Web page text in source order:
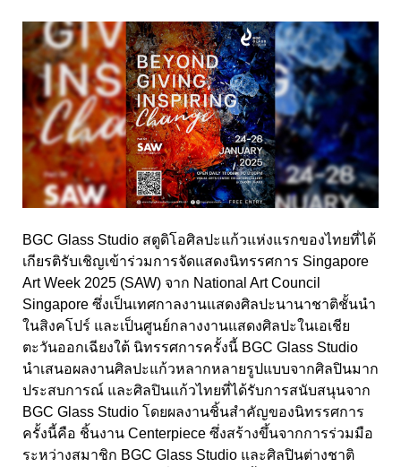
BGC Glass Studio สตูดิโอศิลปะแก้วแห่งแรกของไทยที่ได้
เกียรติรับเชิญเข้าร่วมการจัดแสดงนิทรรศการ Singapore
Art Week 2025 (SAW) จาก National Art Council
Singapore ซึ่งเป็นเทศกาลงานแสดงศิลปะนานาชาติชั้นนำ
ในสิงคโปร์ และเป็นศูนย์กลางงานแสดงศิลปะในเอเชีย
ตะวันออกเฉียงใต้ นิทรรศการครั้งนี้ BGC Glass Studio
นำเสนอผลงานศิลปะแก้วหลากหลายรูปแบบจากศิลปินมาก
ประสบการณ์ และศิลปินแก้วไทยที่ได้รับการสนับสนุนจาก
BGC Glass Studio โดยผลงานชิ้นสำคัญของนิทรรศการ
ครั้งนี้คือ ชิ้นงาน Centerpiece ซึ่งสร้างขึ้นจากการร่วมมือ
ระหว่างสมาชิก BGC Glass Studio และศิลปินต่างชาติ